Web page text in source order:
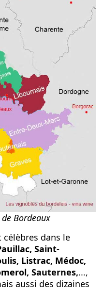
Bordeaux
célèbres dans le
Saint-
Listrac, Médoc,
Sauternes,...,
aussi des dizaines